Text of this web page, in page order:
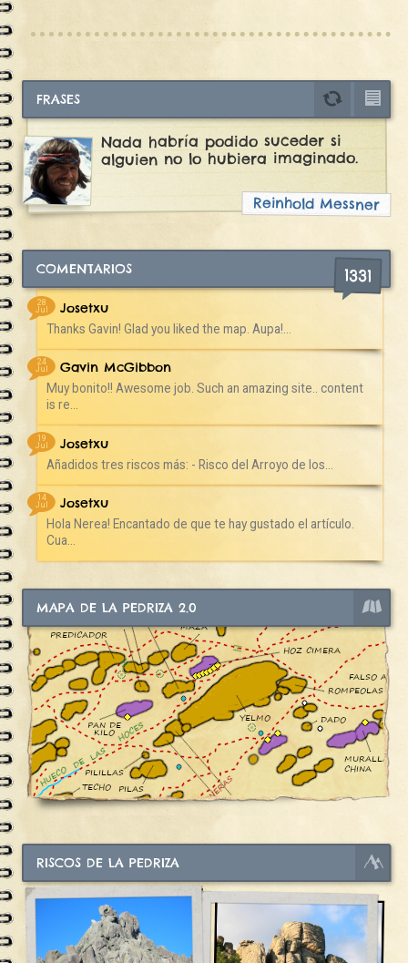
FRASES
Nada habría podido suceder si
alguien no lo hubiera imaginado.
Reinhold Messner
COMENTARIOS 1331
28
Jul
Josetxu
Thanks Gavin! Glad you liked the map. Aupa!...
24
Jul
Gavin McGibbon
Muy bonito!! Awesome job. Such an amazing site.. content
is re...
19
Jul
Josetxu
Añadidos tres riscos más: - Risco del Arroyo de los...
14
Jul
Josetxu
Hola Nerea! Encantado de que te hay gustado el artículo.
Cua...
MAPA DE LA PEDRIZA 2.0
RISCOS DE LA PEDRIZA